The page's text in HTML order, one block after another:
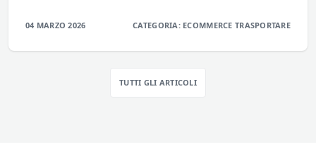
04 MARZO 2026 CATEGORIA: ECOMMERCE TRASPORTARE
TUTTI GLI ARTICOLI